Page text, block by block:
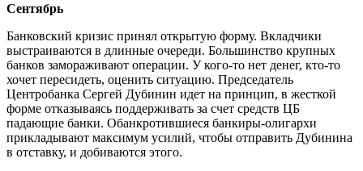
Сентябрь
Банковский кризис принял открытую форму. Вкладчики
выстраиваются в длинные очереди. Большинство крупных
банков замораживают операции. У кого-то нет денег, кто-то
хочет пересидеть, оценить ситуацию. Председатель
Центробанка Сергей Дубинин идет на принцип, в жесткой
форме отказываясь поддерживать за счет средств ЦБ
падающие банки. Обанкротившиеся банкиры-олигархи
прикладывают максимум усилий, чтобы отправить Дубинина
в отставку, и добиваются этого.